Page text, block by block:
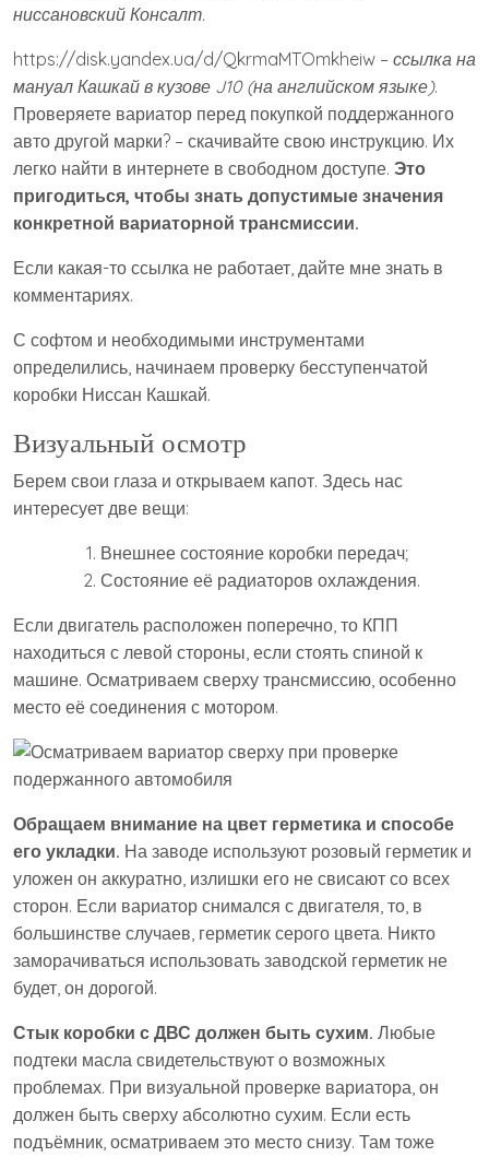
ниссановский Консалт.
https://disk.yandex.ua/d/QkrmaMTOmkheiw – ссылка на
мануал Кашкай в кузове J10 (на английском языке).
Проверяете вариатор перед покупкой поддержанного
авто другой марки? – скачивайте свою инструкцию. Их
легко найти в интернете в свободном доступе. Это
пригодиться, чтобы знать допустимые значения
конкретной вариаторной трансмиссии.
Если какая-то ссылка не работает, дайте мне знать в
комментариях.
С софтом и необходимыми инструментами
определились, начинаем проверку бесступенчатой
коробки Ниссан Кашкай.
Визуальный осмотр
Берем свои глаза и открываем капот. Здесь нас
интересует две вещи:
Внешнее состояние коробки передач;
Состояние её радиаторов охлаждения.
Если двигатель расположен поперечно, то КПП
находиться с левой стороны, если стоять спиной к
машине. Осматриваем сверху трансмиссию, особенно
место её соединения с мотором.
Обращаем внимание на цвет герметика и способе
его укладки. На заводе используют розовый герметик и
уложен он аккуратно, излишки его не свисают со всех
сторон. Если вариатор снимался с двигателя, то, в
большинстве случаев, герметик серого цвета. Никто
заморачиваться использовать заводской герметик не
будет, он дорогой.
Стык коробки с ДВС должен быть сухим. Любые
подтеки масла свидетельствуют о возможных
проблемах. При визуальной проверке вариатора, он
должен быть сверху абсолютно сухим. Если есть
подъёмник, осматриваем это место снизу. Там тоже